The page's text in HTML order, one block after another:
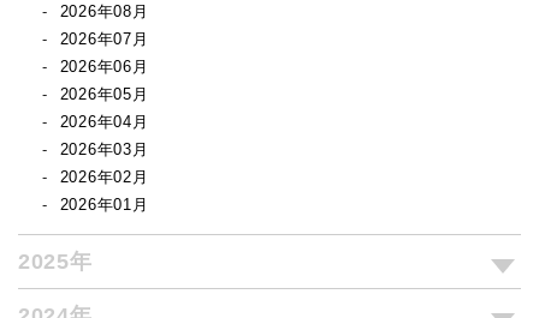
2026年08月
2026年07月
2026年06月
2026年05月
2026年04月
2026年03月
2026年02月
2026年01月
2025年